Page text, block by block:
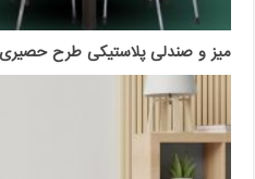
میز و صندلی پلاستیکی طرح حصیری 6 نفره ناصر به قیمت